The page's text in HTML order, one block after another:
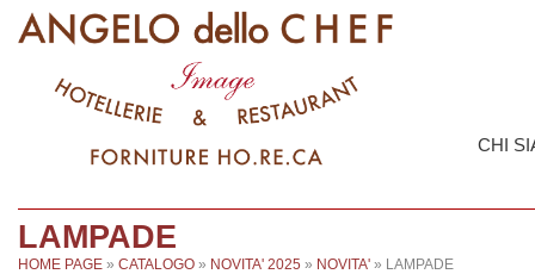
CHI
LAMPADE
HOME PAGE » CATALOGO » NOVITA' 2025 » NOVITA' » LAMPADE